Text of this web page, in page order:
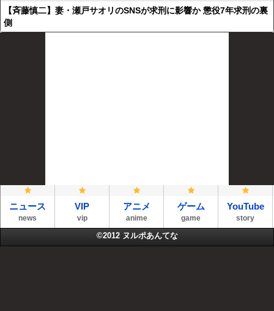
【斉藤慎二】妻・瀬戸サオリのSNSが求刑に影響か 懲役7年求刑の裏
側
ニュース
news
VIP
vip
アニメ
anime
ゲーム
game
YouTube
story
©2012 ヌルポあんてな